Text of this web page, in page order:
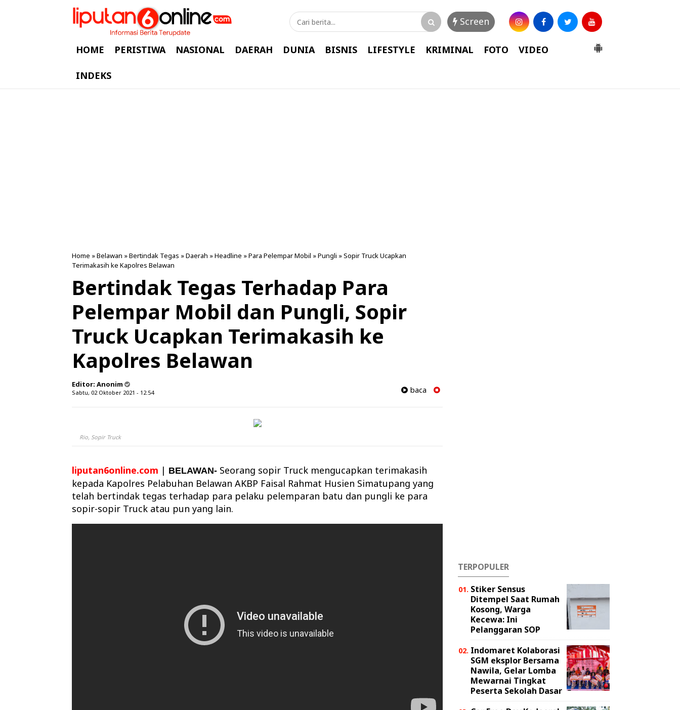
Screen
HOME PERISTIWA NASIONAL DAERAH DUNIA BISNIS LIFESTYLE KRIMINAL FOTO VIDEO
INDEKS
Home »Belawan »Bertindak Tegas »Daerah »Headline »Para Pelempar Mobil »Pungli »Sopir Truck Ucapkan
Terimakasih ke Kapolres Belawan
Bertindak Tegas Terhadap Para
Pelempar Mobil dan Pungli, Sopir
Truck Ucapkan Terimakasih ke
Kapolres Belawan
Editor: Anonim
Sabtu, 02 Oktober 2021 - 12.54 baca
Rio, Sopir Truck
liputan6online.com | BELAWAN- Seorang sopir Truck mengucapkan terimakasih
kepada Kapolres Pelabuhan Belawan AKBP Faisal Rahmat Husien Simatupang yang
telah bertindak tegas terhadap para pelaku pelemparan batu dan pungli ke para
sopir-sopir Truck atau pun yang lain.
TERPOPULER
Stiker Sensus
Ditempel Saat Rumah
Kosong, Warga
Kecewa: Ini
Pelanggaran SOP
Indomaret Kolaborasi
SGM eksplor Bersama
Nawila, Gelar Lomba
Mewarnai Tingkat
Peserta Sekolah Dasar